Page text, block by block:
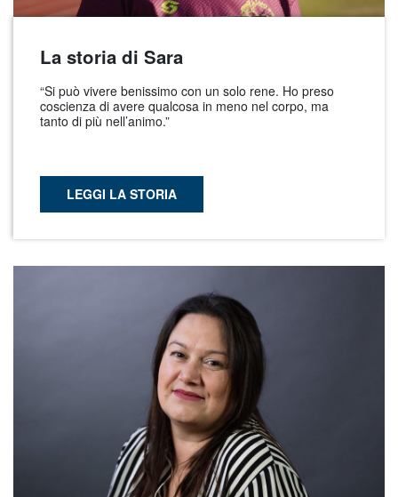
La storia di Sara
“Si può vivere benissimo con un solo rene. Ho preso
coscienza di avere qualcosa in meno nel corpo, ma
tanto di più nell’animo.”
LEGGI LA STORIA